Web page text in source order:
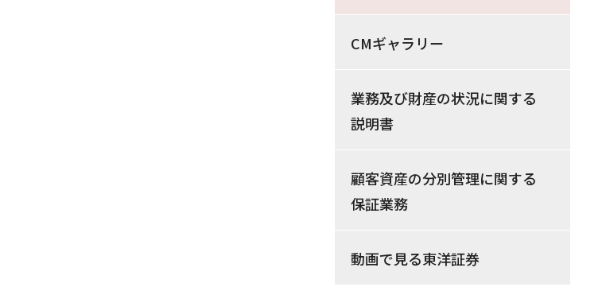
CMギャラリー
業務及び財産の状況に関する
説明書
顧客資産の分別管理に関する
保証業務
動画で見る東洋証券